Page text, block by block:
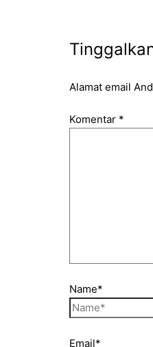
Alamat email
Komentar *
Name*
Email*